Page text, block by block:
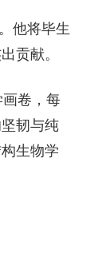
他将毕生
贡献。
卷，每
韧与纯
生物学